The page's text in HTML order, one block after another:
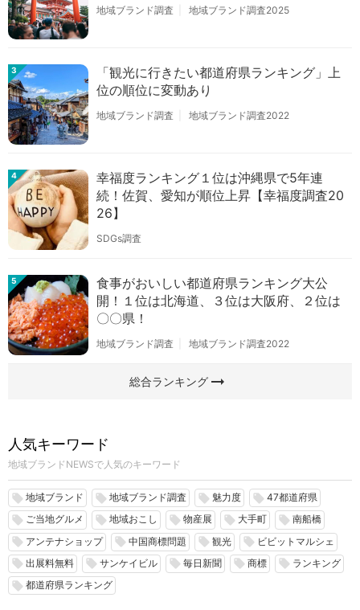
地域ブランド調査 地域ブランド調査2025
3
「観光に行きたい都道府県ランキング」上
位の順位に変動あり
地域ブランド調査 地域ブランド調査2022
4
幸福度ランキング１位は沖縄県で5年連
続！佐賀、愛知が順位上昇【幸福度調査20
26】
SDGs調査
5
食事がおいしい都道府県ランキング大公
開！１位は北海道、３位は大阪府、２位は
〇〇県！
地域ブランド調査 地域ブランド調査2022
総合ランキングarrow_right_alt
人気キーワード
地域ブランドNEWSで人気のキーワード
local_offer 地域ブランド local_offer 地域ブランド調査 local_offer 魅力度 local_offer 47都道府県
local_offer ご当地グルメ local_offer 地域おこし local_offer 物産展 local_offer 大手町 local_offer 南船橋
local_offer アンテナショップ local_offer 中国商標問題 local_offer 観光 local_offer ビビットマルシェ
local_offer 出展料無料 local_offer サンケイビル local_offer 毎日新聞 local_offer 商標 local_offer ランキング
local_offer 都道府県ランキング